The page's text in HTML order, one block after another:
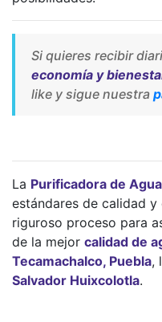
Si quieres recibir
economía y
like y sigue nuestra
La Purificadora de
estándares de calidad
riguroso proceso para
de la mejor calidad de
Tecamachalco, Puebla,
Salvador Huixcolotla.